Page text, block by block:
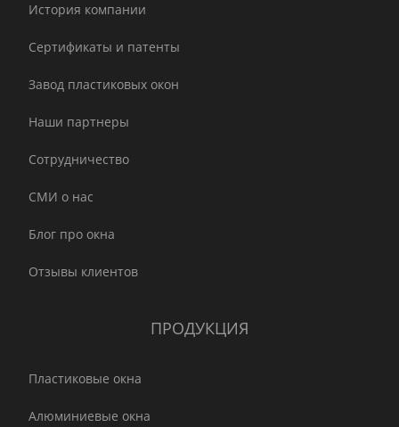
История компании
Сертификаты и патенты
Завод пластиковых окон
Наши партнеры
Сотрудничество
СМИ о нас
Блог про окна
Отзывы клиентов
ПРОДУКЦИЯ
Пластиковые окна
Алюминиевые окна